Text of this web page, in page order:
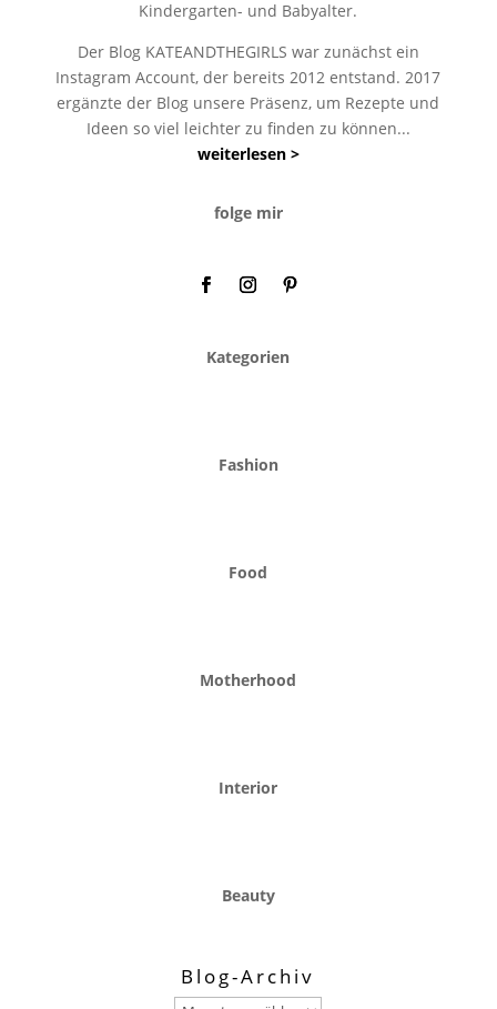
Kindergarten- und Babyalter.
Der Blog KATEANDTHEGIRLS war zunächst ein
Instagram Account, der bereits 2012 entstand. 2017
ergänzte der Blog unsere Präsenz, um Rezepte und
Ideen so viel leichter zu finden zu können...
weiterlesen >
folge mir
Kategorien
Fashion
Food
Motherhood
Interior
Beauty
Blog-Archiv